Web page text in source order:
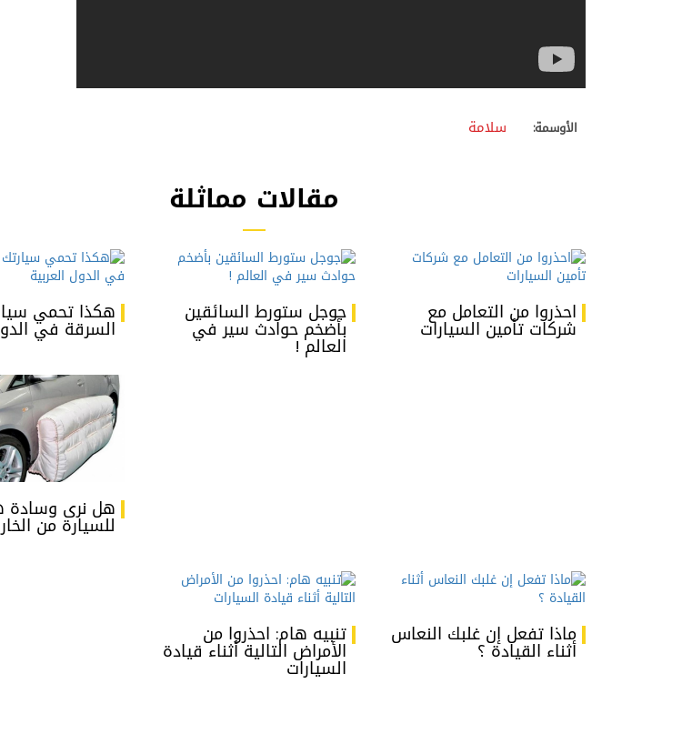
الأوسمة: سلامة
مقالات مماثلة
احذروا من التعامل مع
شركات تأمين السيارات
جوجل ستورط السائقين
بأضخم حوادث سير في
العالم !
هكذا تحمي
السرقة في
هل نرى وسادة
للسيارة من
ماذا تفعل إن غلبك النعاس
أثناء القيادة ؟
تنبيه هام: احذروا من
الأمراض التالية أثناء قيادة
السيارات